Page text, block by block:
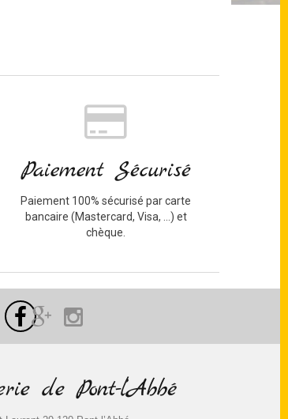
Paiement Sécurisé
Paiement 100% sécurisé par carte
bancaire (Mastercard, Visa, ...) et
chèque.
de Pont-l’Abbé